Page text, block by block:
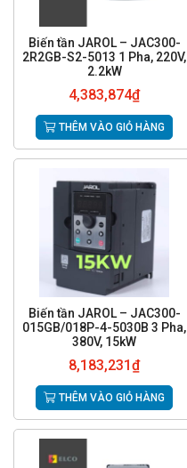
Biến tần JAROL – JAC300-
2R2GB-S2-5013 1 Pha, 220V,
2.2kW
4,383,874₫
THÊM VÀO GIỎ HÀNG
Biến tần JAROL – JAC300-
015GB/018P-4-5030B 3 Pha,
380V, 15kW
8,183,231 ₫
THÊM VÀO GIỎ HÀNG